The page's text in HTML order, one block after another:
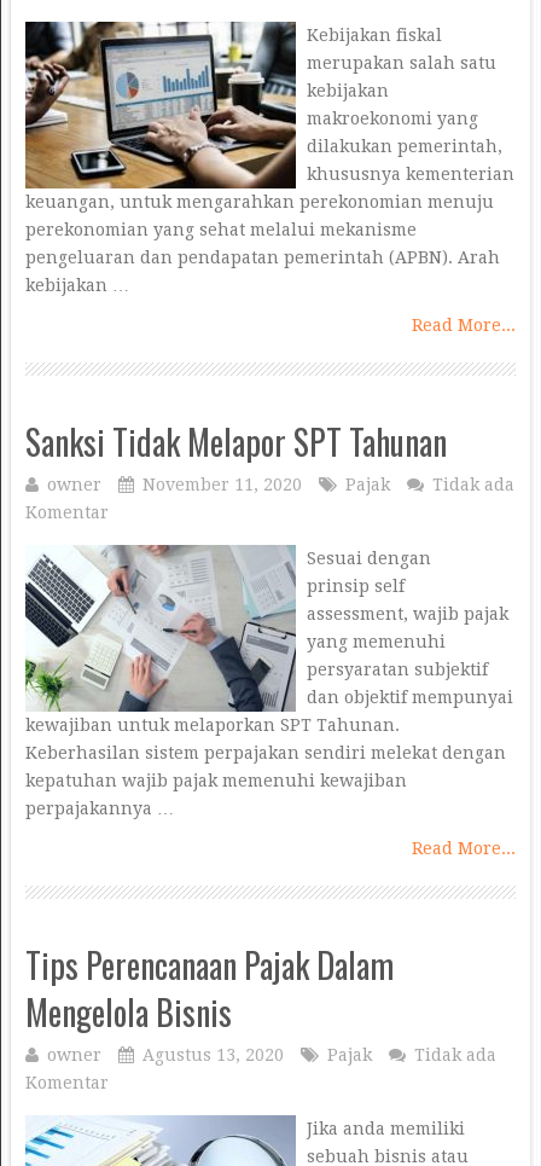
Kebijakan fiskal
merupakan salah satu
kebijakan
makroekonomi yang
dilakukan pemerintah,
khususnya kementerian
keuangan, untuk mengarahkan perekonomian menuju
perekonomian yang sehat melalui mekanisme
pengeluaran dan pendapatan pemerintah (APBN). Arah
kebijakan …
Read More...
Sanksi Tidak Melapor SPT Tahunan
owner November 11, 2020 Pajak
Tidak ada
Komentar
Sesuai dengan
prinsip self
assessment, wajib pajak
yang memenuhi
persyaratan subjektif
dan objektif mempunyai
kewajiban untuk melaporkan SPT Tahunan.
Keberhasilan sistem perpajakan sendiri melekat dengan
kepatuhan wajib pajak memenuhi kewajiban
perpajakannya …
Read More...
Tips Perencanaan Pajak Dalam
Mengelola Bisnis
owner Agustus 13, 2020 Pajak
Tidak ada
Komentar
Jika anda memiliki
sebuah bisnis atau